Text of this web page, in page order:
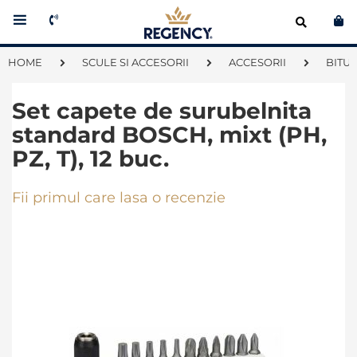
HOME SCULE SI ACCESORII ACCESORII
Set capete de surubelnita
standard BOSCH, mixt (PH,
PZ, T), 12 buc.
Fii primul care lasa o recenzie